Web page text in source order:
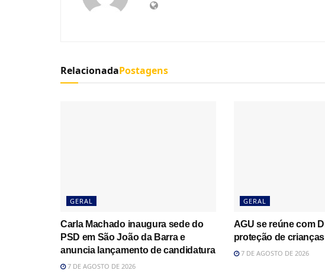
RelacionadaPostagens
GERAL
Carla Machado inaugura sede do
PSD em São João da Barra e
anuncia lançamento de candidatura
7 DE AGOSTO DE 2026
GERAL
AGU se reúne com
proteção de
7 DE AGOSTO DE 2026